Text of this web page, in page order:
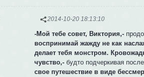
2014-10-20 18:13:10
-Мой тебе совет, Виктория,-
воспринимай жажду не как
делает тебя монстром.
чувство,- будто подчеркивая
свое путешествие в виде